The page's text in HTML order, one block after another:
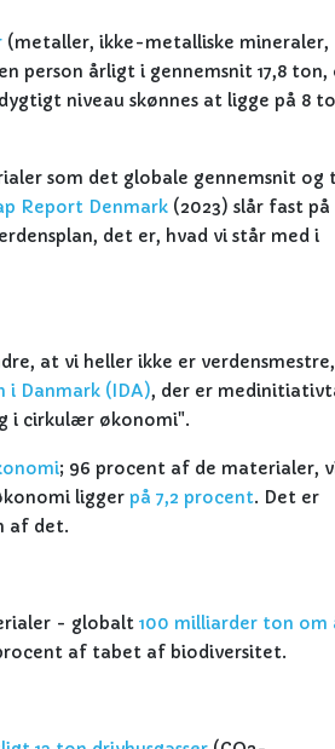
(metaller, ikke-metalliske mineraler,
person årligt i gennemsnit 17,8 ton,
niveau skønnes at ligge på 8
som det globale gennemsnit og
Report Denmark (2023) slår fast på
det er, hvad vi står med i
at vi heller ikke er
i Danmark (IDA), der er
i cirkulær økonomi".
; 96 procent af de materialer,
ligger på 7,2 procent. Det er
af det.
- globalt 100 milliarder ton om
af tabet af biodiversitet.